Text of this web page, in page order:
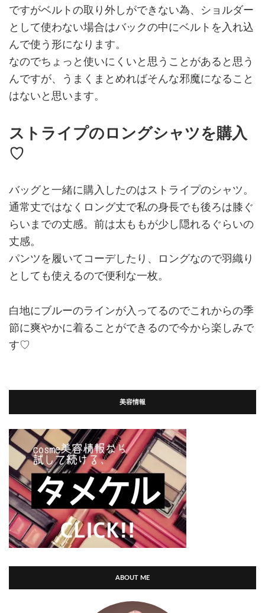
ですがベルトの取り外しができない為、ショルダー
として使わない場合はバックの中にベルトを入れ込
んで使う形になります。
なのでちょっと使いにくいと思うことがあると思う
んですが、うまくまとめればそんな邪魔になること
はないと思います。
ストライプのロングシャツを購入
♡
バッグと一緒に購入したのはストライプのシャツ。
通常丈ではなくロング丈で私の身長でも後ろは膝ぐ
らいまでの丈感。前は太ももが少し隠れるぐらいの
丈感。
パンツを履いてコーデしたり、ロングなので羽織り
としても使えるので便利な一枚。
白地にブルーのラインが入ってるのでこれからの季
節に爽やかに着ることができるので今から楽しみで
す♡
美容情報
ABOUT ME